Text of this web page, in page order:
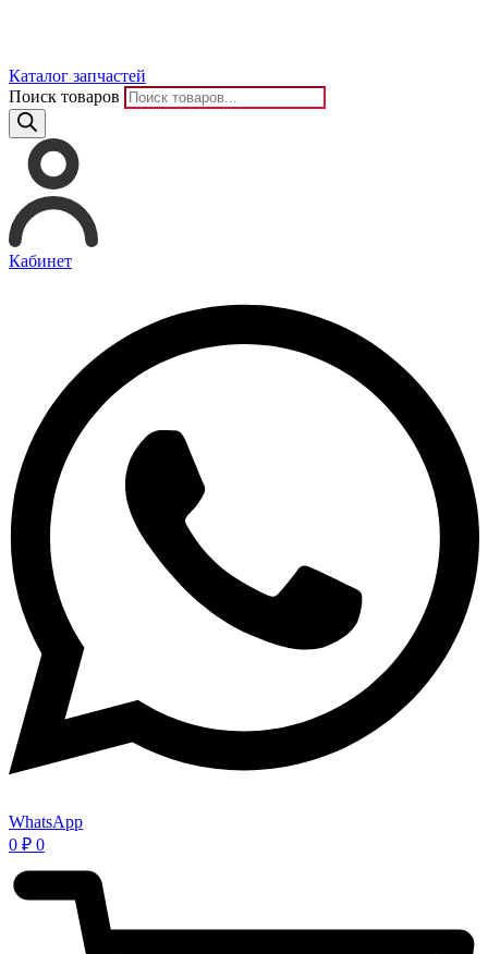
Каталог запчастей
Поиск товаров
Кабинет
WhatsApp
0 ₽ 0